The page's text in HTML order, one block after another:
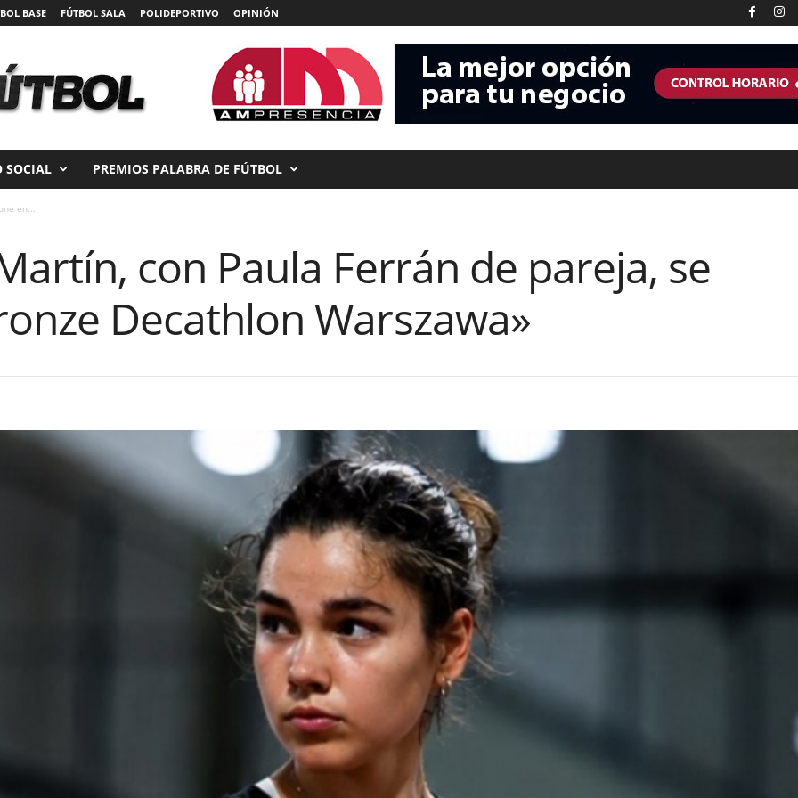
BASE FÚTBOL SALA POLIDEPORTIVO OPINIÓN
SOCIAL PREMIOS PALABRA DE FÚTBOL
en...
con Paula Ferrán de pareja, se
Decathlon Warszawa»